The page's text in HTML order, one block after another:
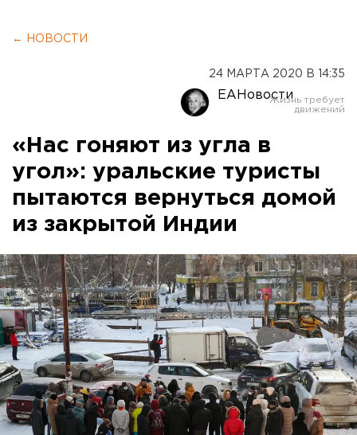
← НОВОСТИ
24 МАРТА 2020 В 14:35
ЕАНовости
«Нас гоняют из угла в
угол»: уральские туристы
пытаются вернуться домой
из закрытой Индии